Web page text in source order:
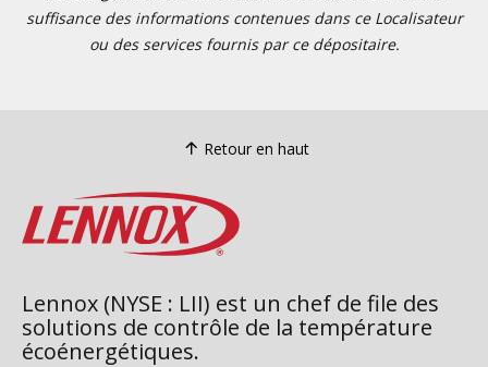
suffisance des informations contenues dans ce Localisateur
ou des services fournis par ce dépositaire.
Retour en haut
Lennox (NYSE : LII) est un chef de file des
solutions de contrôle de la température
écoénergétiques.